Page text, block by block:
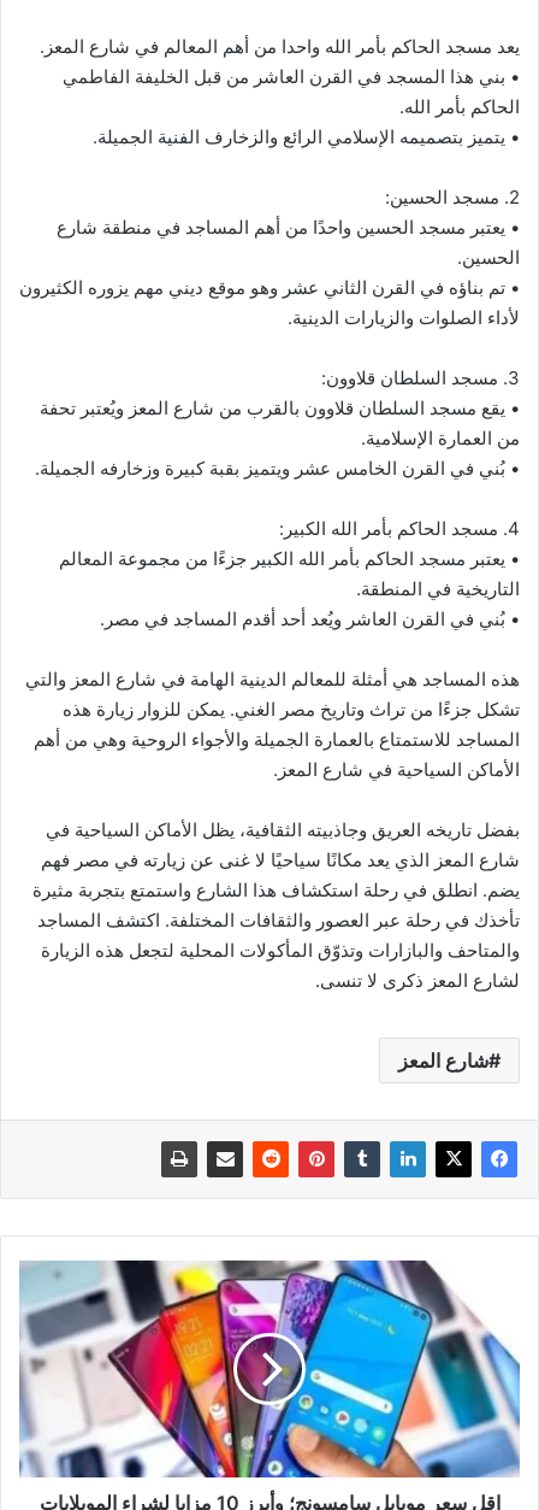
يعد مسجد الحاكم بأمر الله واحدا من أهم المعالم في شارع المعز.
• بني هذا المسجد في القرن العاشر من قبل الخليفة الفاطمي
الحاكم بأمر الله.
• يتميز بتصميمه الإسلامي الرائع والزخارف الفنية الجميلة.
2. مسجد الحسين:
• يعتبر مسجد الحسين واحدًا من أهم المساجد في منطقة شارع
الحسين.
• تم بناؤه في القرن الثاني عشر وهو موقع ديني مهم يزوره الكثيرون
لأداء الصلوات والزيارات الدينية.
3. مسجد السلطان قلاوون:
• يقع مسجد السلطان قلاوون بالقرب من شارع المعز ويُعتبر تحفة
من العمارة الإسلامية.
• بُني في القرن الخامس عشر ويتميز بقبة كبيرة وزخارفه الجميلة.
4. مسجد الحاكم بأمر الله الكبير:
• يعتبر مسجد الحاكم بأمر الله الكبير جزءًا من مجموعة المعالم
التاريخية في المنطقة.
• بُني في القرن العاشر ويُعد أحد أقدم المساجد في مصر.
هذه المساجد هي أمثلة للمعالم الدينية الهامة في شارع المعز والتي
تشكل جزءًا من تراث وتاريخ مصر الغني. يمكن للزوار زيارة هذه
المساجد للاستمتاع بالعمارة الجميلة والأجواء الروحية وهي من أهم
الأماكن السياحية في شارع المعز.
بفضل تاريخه العريق وجاذبيته الثقافية، يظل الأماكن السياحية في
شارع المعز الذي يعد مكانًا سياحيًا لا غنى عن زيارته في مصر فهم
يضم. انطلق في رحلة استكشاف هذا الشارع واستمتع بتجربة مثيرة
تأخذك في رحلة عبر العصور والثقافات المختلفة. اكتشف المساجد
والمتاحف والبازارات وتذوّق المأكولات المحلية لتجعل هذه الزيارة
لشارع المعز ذكرى لا تنسى.
شارع المعز
موبايل
سامسونج؛
وأبرز
10
مزايا
لشراء
الموبلايات
الرخيصة
اقل سعر موبايل سامسونج؛ وأبرز 10 مزايا لشراء الموبلايات